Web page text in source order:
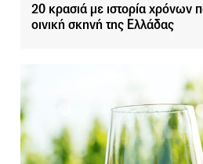
20 κρασιά με ιστορία χρόνων
οινική σκηνή της Ελλάδας